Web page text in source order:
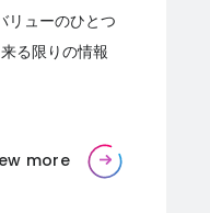
more
リューのひとつ
る限りの情報